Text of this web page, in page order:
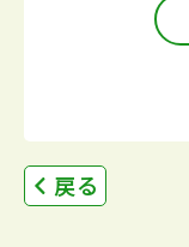
戻る